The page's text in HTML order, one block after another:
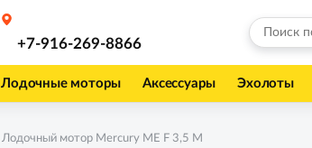
+7-916-269-8866
Лодочные моторы Аксессуары Эхолоты
Лодочный мотор Mercury ME F 3,5 M